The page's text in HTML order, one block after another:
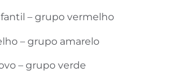
– grupo vermelho
– grupo amarelo
– grupo verde